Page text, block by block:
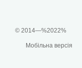
© 2014—%2022%
Мобільна версія